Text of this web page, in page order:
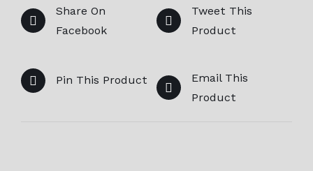
Share On
Facebook
Tweet This
Product
Pin This Product
Email This
Product